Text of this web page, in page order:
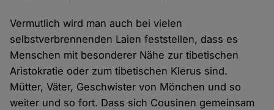
Vermutlich wird man auch bei vielen
selbstverbrennenden Laien feststellen, dass es
Menschen mit besonderer Nähe zur tibetischen
Aristokratie oder zum tibetischen Klerus sind.
Mütter, Väter, Geschwister von Mönchen und so
weiter und so fort. Dass sich Cousinen gemeinsam